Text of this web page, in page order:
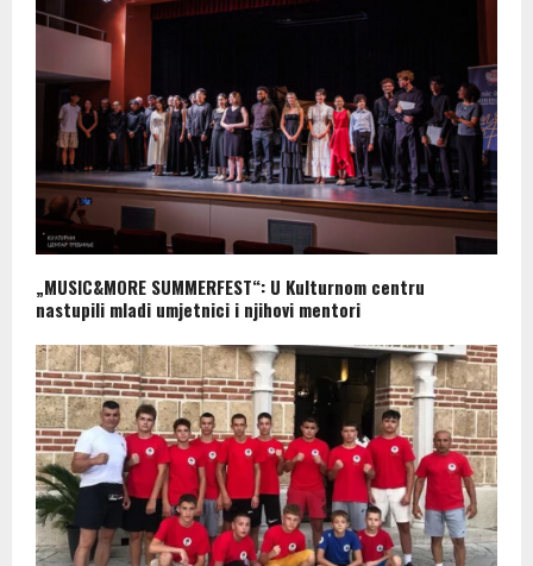
„MUSIC&MORE SUMMERFEST“: U Kulturnom centru
nastupili mladi umjetnici i njihovi mentori